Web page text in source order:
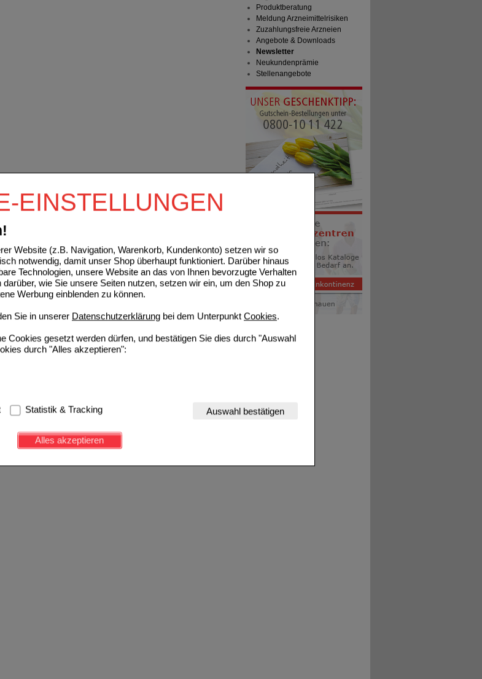
EINSTELLUNGEN
Website (z.B. Navigation, Warenkorb, Kundenkonto) setzen wir so
notwendig, damit unser Shop überhaupt funktioniert. Darüber hinaus
Technologien, unsere Website an das von Ihnen bevorzugte Verhalten
wie Sie unsere Seiten nutzen, setzen wir ein, um den Shop zu
Werbung einblenden zu können.
Sie in unserer Datenschutzerklärung bei dem Unterpunkt Cookies.
Cookies gesetzt werden dürfen, und bestätigen Sie dies durch "Auswahl
durch "Alles akzeptieren":
sich um Cookies, die für die Grundfunktionen unserer Website
Kundenkonto), weshalb auf diese nicht verzichtet werden kann.
um das Einkaufserlebnis noch ansprechender zu gestalten,
Besuchers oder unsere Seite an bevorzugte Verhaltensweisen (z.B.
zu betreiben.
weiter für Sie optimieren können, den Inhalt auf unserer Website aber
relevant für Sie zu gestalten. Bitte beachten Sie, dass Daten hierfür
Medien übertragen werden.
Statistik & Tracking Auswahl bestätigen
Alles akzeptieren
Produktberatung
Meldung Arzneimittelrisiken
Zuzahlungsfreie Arzneien
Angebote & Downloads
Newsletter
Neukundenprämie
Stellenangebote